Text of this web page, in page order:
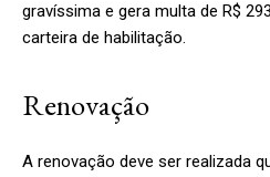
gravíssima e gera multa de R$
carteira de habilitação.
Renovação
A renovação deve ser realizada